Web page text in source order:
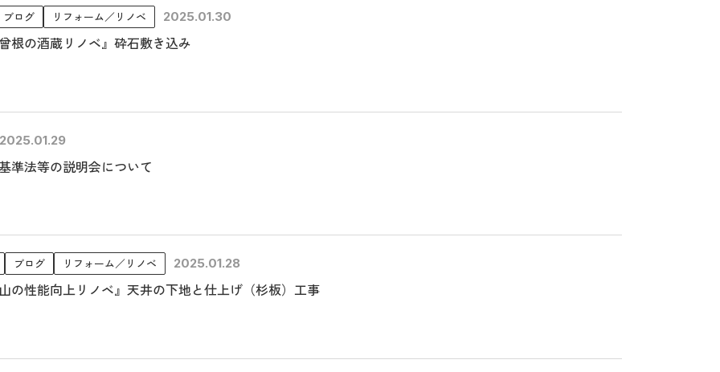
ブログ リフォーム／リノベ 2025.01.30
根の酒蔵リノベ』砕石敷き込み
2025.01.29
準法等の説明会について
ブログ リフォーム／リノベ 2025.01.28
の性能向上リノベ』天井の下地と仕上げ（杉板）工事